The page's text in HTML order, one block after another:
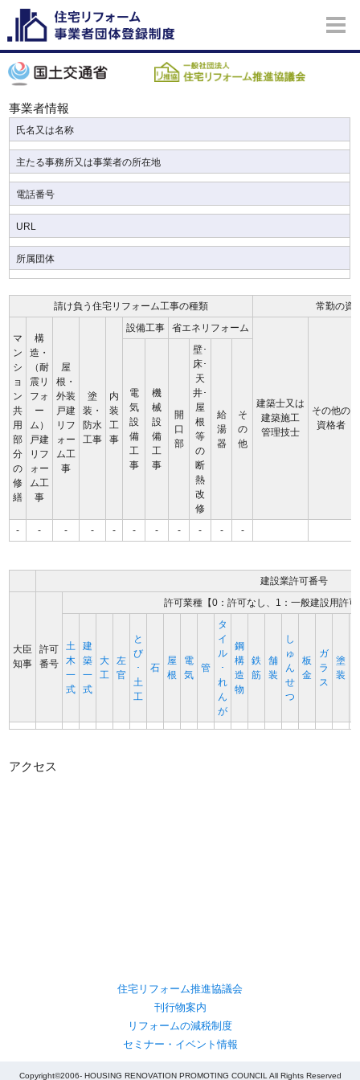
事業者情報
氏名又は名称
主たる事務所又は事業者の所在地
電話番号
URL
所属団体
請け負う住宅リフォーム工事の種類 常勤の資
マ
ン
シ
ョ
ン
共
用
部
分
の
修
繕
構
造・
（耐
震リ
フォ
ー
ム）
戸建
リフ
ォー
ム工
事
屋
根・
外装
戸建
リフ
ォー
ム工
事
塗
装・
防水
工事
内
装
工
事
設備工事 省エネリフォーム
建築士又は
建築施工
管理技士
その他の
資格者
電
気
設
備
工
事
機
械
設
備
工
事
開
口
部
壁･
床･
天
井･
屋
根
等
の
断
熱
改
修
給
湯
器
そ
の
他
- - - - - - - - - - -
建設業許可番号
大臣
知事
許可
番号
許可業種【0：許可なし、1：一般建設用許
土
木
一
式
建
築
一
式
大
工
左
官
と
び
･
土
工
石
屋
根
電
気
管
タ
イ
ル
･
れ
ん
が
鋼
構
造
物
鉄
筋
舗
装
し
ゅ
ん
せ
つ
板
金
ガ
ラ
ス
塗
装
アクセス
住宅リフォーム推進協議会
刊行物案内
リフォームの減税制度
セミナー・イベント情報
Copyright©2006- HOUSING RENOVATION PROMOTING COUNCIL All Rights Reserved